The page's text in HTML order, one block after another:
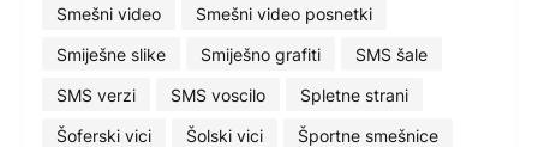
Smešni video
Smešni video posnetki
Smiješne slike
Smiješno grafiti
SMS šale
SMS verzi
SMS voscilo
Spletne strani
Šoferski vici
Šolski vici
Športne smešnice